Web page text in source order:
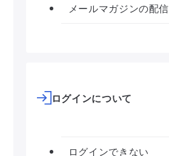
メールマガジンの配
ログインについて
ログインできない